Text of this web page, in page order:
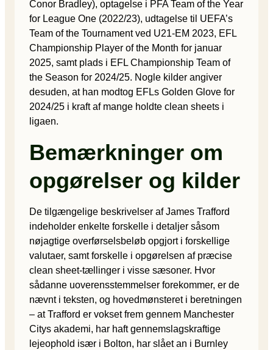
Conor Bradley), optagelse i PFA Team of the Year
for League One (2022/23), udtagelse til UEFA’s
Team of the Tournament ved U21-EM 2023, EFL
Championship Player of the Month for januar
2025, samt plads i EFL Championship Team of
the Season for 2024/25. Nogle kilder angiver
desuden, at han modtog EFLs Golden Glove for
2024/25 i kraft af mange holdte clean sheets i
ligaen.
Bemærkninger om
opgørelser og kilder
De tilgængelige beskrivelser af James Trafford
indeholder enkelte forskelle i detaljer såsom
nøjagtige overførselsbeløb opgjort i forskellige
valutaer, samt forskelle i opgørelsen af præcise
clean sheet-tællinger i visse sæsoner. Hvor
sådanne uoverensstemmelser forekommer, er de
nævnt i teksten, og hovedmønsteret i beretningen
– at Trafford er vokset frem gennem Manchester
Citys akademi, har haft gennemslagskraftige
lejeophold især i Bolton, har slået an i Burnley